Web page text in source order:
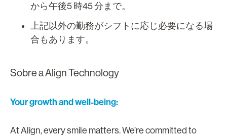
から午後5 時45 分まで。
上記以外の勤務がシフトに応じ必要になる場
合もあります。
Sobre a Align Technology
Your growth and well-being:
At Align, every smile matters. We’re committed to